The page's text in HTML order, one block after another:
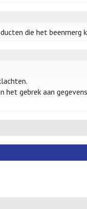
die het beenmerg
het gebrek aan